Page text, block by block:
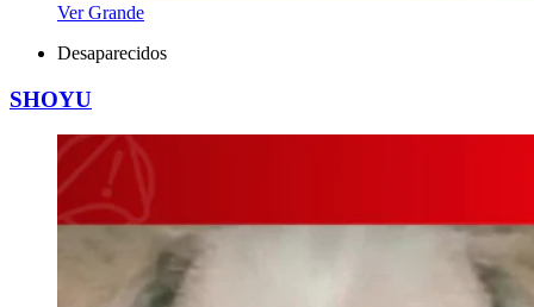
Ver Grande
Desaparecidos
SHOYU